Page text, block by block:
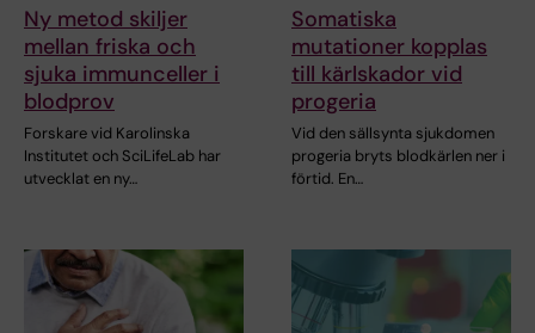
Ny metod skiljer
mellan friska och
sjuka immunceller i
blodprov
Forskare vid Karolinska
Institutet och SciLifeLab har
utvecklat en ny…
Somatiska
mutationer kopplas
till kärlskador vid
progeria
Vid den sällsynta sjukdomen
progeria bryts blodkärlen ner i
förtid. En…